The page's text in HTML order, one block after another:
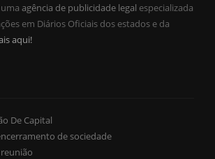
agência de publicidade legal especializada
em Diários Oficiais dos estados e da
aqui!
De Capital
de sociedade